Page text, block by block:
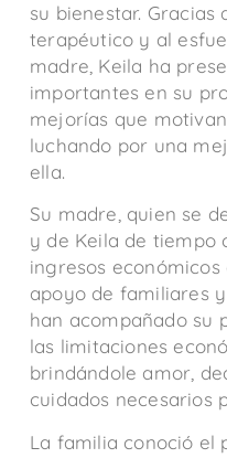
su bienestar.
terapéutico y al
madre, Keila ha
importantes en su
mejorías que
luchando por una
ella.
Su madre, quien se
y de Keila de tiempo
ingresos
apoyo de familiares
han acompañado su
las limitaciones
brindándole amor,
cuidados necesarios
La familia conoció el